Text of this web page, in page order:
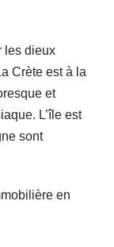
les dieux
Crète est à la
et
L’île est
sont
en